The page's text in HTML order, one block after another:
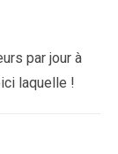
par jour à
laquelle !